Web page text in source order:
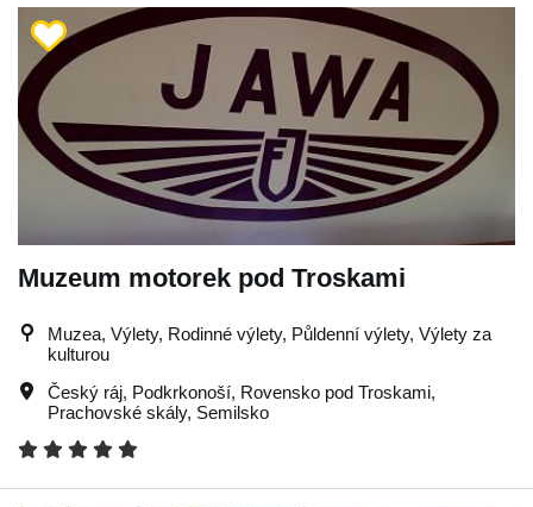
Muzeum motorek pod Troskami
Muzea, Výlety, Rodinné výlety, Půldenní výlety, Výlety za
kulturou
Český ráj, Podkrkonoší, Rovensko pod Troskami,
Prachovské skály, Semilsko